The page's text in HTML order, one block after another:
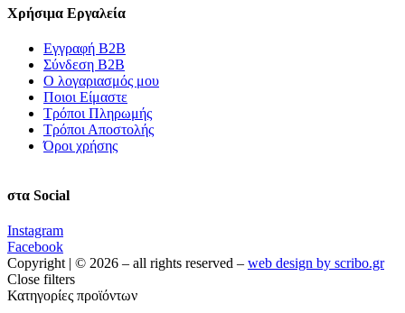
Χρήσιμα Εργαλεία
Εγγραφή Β2Β
Σύνδεση Β2Β
Ο λογαριασμός μου
Ποιοι Είμαστε
Τρόποι Πληρωμής
Τρόποι Αποστολής
Όροι χρήσης
στα Social
Instagram
Facebook
Copyright | © 2026 – all rights reserved – web design by scribo.gr
Close filters
Κατηγορίες προϊόντων